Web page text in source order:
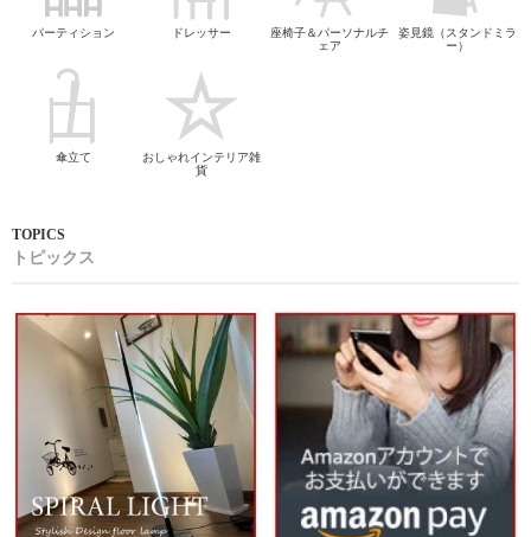
パーティション ドレッサー
座椅子＆パーソナルチ
ェア
姿見鏡（スタンドミラ
ー）
傘立て
おしゃれインテリア雑
貨
トピックス